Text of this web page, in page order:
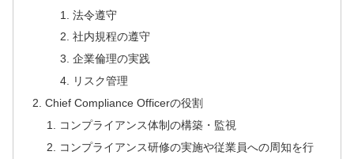
法令遵守
社内規程の遵守
企業倫理の実践
リスク管理
Chief Compliance Officerの役割
コンプライアンス体制の構築・監視
コンプライアンス研修の実施や従業員への周知を行